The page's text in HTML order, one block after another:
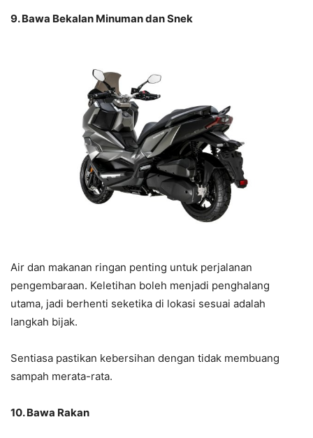
9. Bawa Bekalan Minuman dan Snek
Air dan makanan ringan penting untuk perjalanan
pengembaraan. Keletihan boleh menjadi penghalang
utama, jadi berhenti seketika di lokasi sesuai adalah
langkah bijak.
Sentiasa pastikan kebersihan dengan tidak membuang
sampah merata-rata.
10. Bawa Rakan